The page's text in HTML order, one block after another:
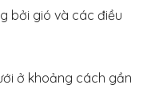
bởi gió và các điều
ở khoảng cách gần